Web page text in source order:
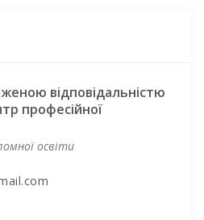
відповідальністю
професійної
освіти